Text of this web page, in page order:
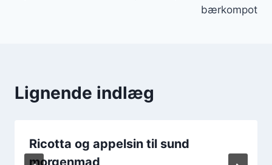
bærkompot
Lignende indlæg
Ricotta og appelsin til sund
morgenmad